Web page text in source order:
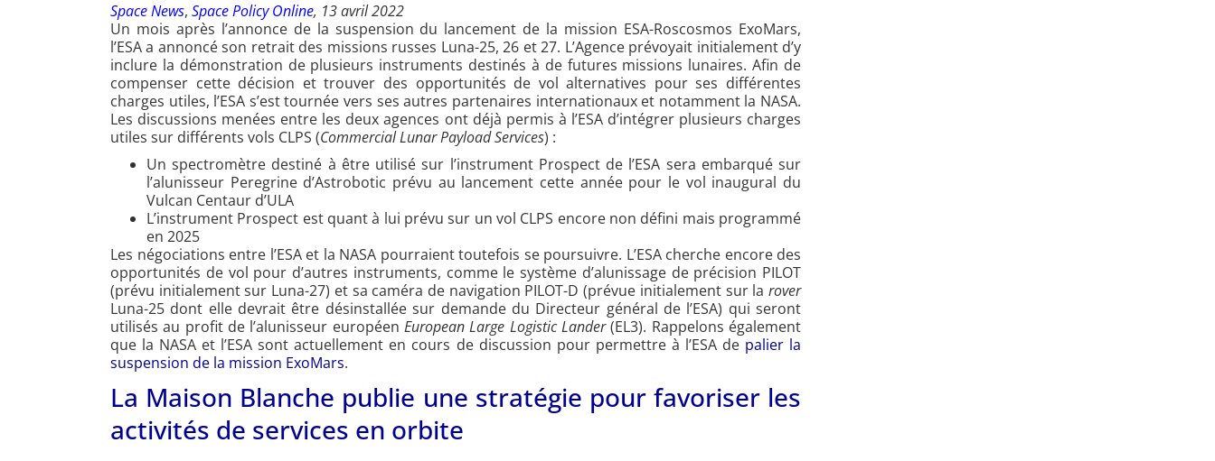
Space News, Space Policy Online, 13 avril 2022
Un mois après l’annonce de la suspension du lancement de la mission ESA-Roscosmos ExoMars,
l’ESA a annoncé son retrait des missions russes Luna-25, 26 et 27. L’Agence prévoyait initialement d’y
inclure la démonstration de plusieurs instruments destinés à de futures missions lunaires. Afin de
compenser cette décision et trouver des opportunités de vol alternatives pour ses différentes
charges utiles, l’ESA s’est tournée vers ses autres partenaires internationaux et notamment la NASA.
Les discussions menées entre les deux agences ont déjà permis à l’ESA d’intégrer plusieurs charges
utiles sur différents vols CLPS (Commercial Lunar Payload Services) :
Un spectromètre destiné à être utilisé sur l’instrument Prospect de l’ESA sera embarqué sur
l’alunisseur Peregrine d’Astrobotic prévu au lancement cette année pour le vol inaugural du
Vulcan Centaur d’ULA
L’instrument Prospect est quant à lui prévu sur un vol CLPS encore non défini mais programmé
en 2025
Les négociations entre l’ESA et la NASA pourraient toutefois se poursuivre. L’ESA cherche encore des
opportunités de vol pour d’autres instruments, comme le système d’alunissage de précision PILOT
(prévu initialement sur Luna-27) et sa caméra de navigation PILOT-D (prévue initialement sur la rover
Luna-25 dont elle devrait être désinstallée sur demande du Directeur général de l’ESA) qui seront
utilisés au profit de l’alunisseur européen European Large Logistic Lander(EL3). Rappelons également
que la NASA et l’ESA sont actuellement en cours de discussion pour permettre à l’ESA de palier la
suspension de la mission ExoMars.
La Maison Blanche publie une stratégie pour favoriser les
activités de services en orbite